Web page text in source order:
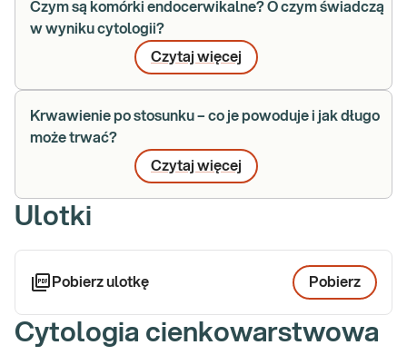
Czym są komórki endocerwikalne? O czym świadczą
w wyniku cytologii?
Czytaj więcej
Krwawienie po stosunku – co je powoduje i jak długo
może trwać?
Czytaj więcej
Ulotki
Pobierz ulotkę Pobierz
Cytologia cienkowarstwowa